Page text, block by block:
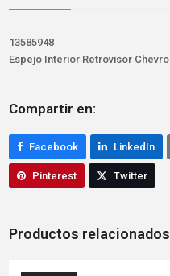
13585948
Espejo Interior Retrovisor
Compartir en:
Facebook LinkedIn
Pinterest Twitter
Productos relacionados